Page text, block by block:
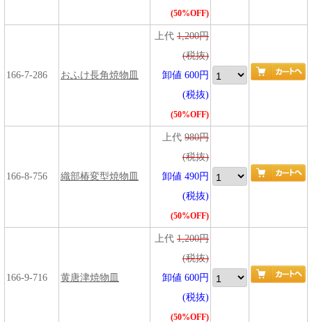
(50%OFF)
166-7-286 おふけ長角焼物皿
上代 1,200円
(税抜)
卸値 600円
(税抜)
(50%OFF)
166-8-756 織部椿変型焼物皿
上代 980円
(税抜)
卸値 490円
(税抜)
(50%OFF)
166-9-716 黄唐津焼物皿
上代 1,200円
(税抜)
卸値 600円
(税抜)
(50%OFF)